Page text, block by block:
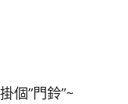
個”門鈴”~